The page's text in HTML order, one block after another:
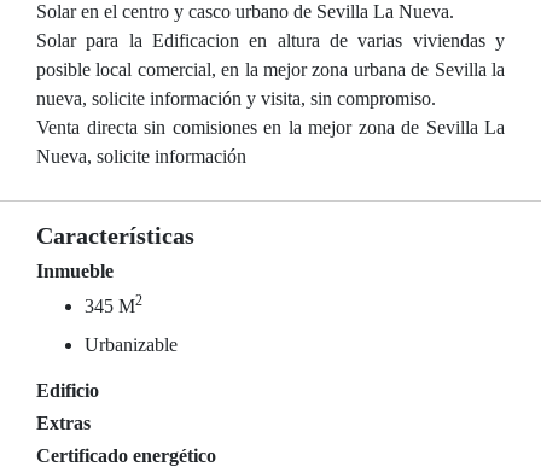
Solar en el centro y casco urbano de Sevilla La Nueva.
Solar para la Edificacion en altura de varias viviendas y
posible local comercial, en la mejor zona urbana de Sevilla la
nueva, solicite información y visita, sin compromiso.
Venta directa sin comisiones en la mejor zona de Sevilla La
Nueva, solicite información
Características
Inmueble
345 M2
Urbanizable
Edificio
Extras
Certificado energético